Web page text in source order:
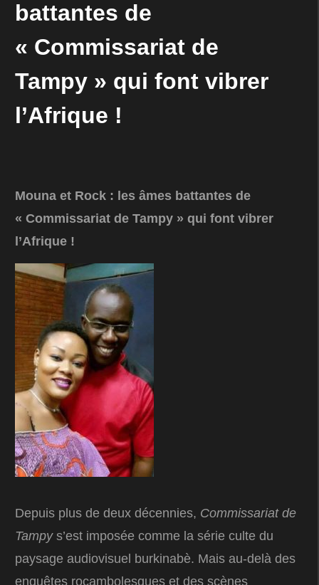
battantes de
« Commissariat de
Tampy » qui font vibrer
l’Afrique !
Mouna et Rock : les âmes battantes de
« Commissariat de Tampy » qui font vibrer
l’Afrique !
Depuis plus de deux décennies, Commissariat de
Tampys’est imposée comme la série culte du
paysage audiovisuel burkinabè. Mais au-delà des
enquêtes rocambolesques et des scènes